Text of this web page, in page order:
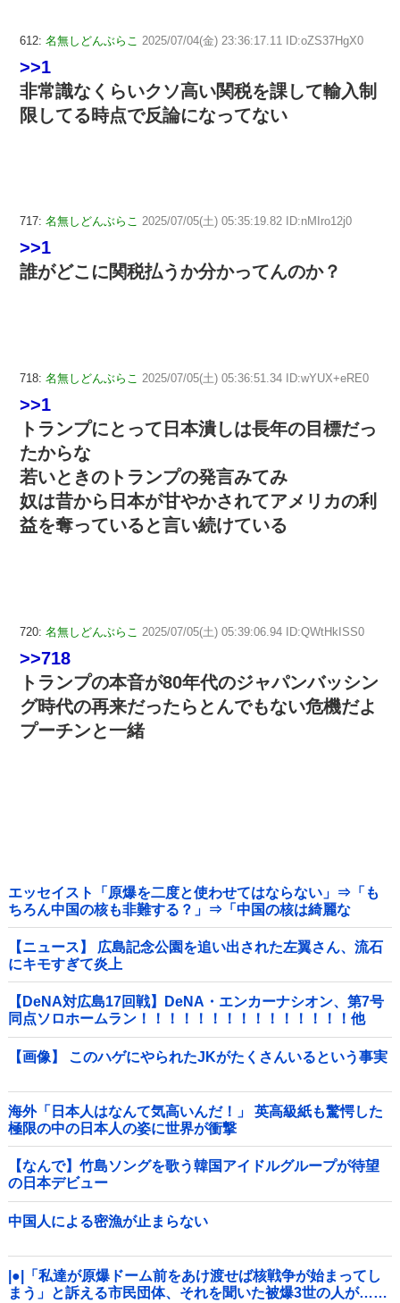
612: 名無しどんぶらこ 2025/07/04(金) 23:36:17.11 ID:oZS37HgX0
>>1
非常識なくらいクソ高い関税を課して輸入制
限してる時点で反論になってない
717: 名無しどんぶらこ 2025/07/05(土) 05:35:19.82 ID:nMIro12j0
>>1
誰がどこに関税払うか分かってんのか？
718: 名無しどんぶらこ 2025/07/05(土) 05:36:51.34 ID:wYUX+eRE0
>>1
トランプにとって日本潰しは長年の目標だっ
たからな
若いときのトランプの発言みてみ
奴は昔から日本が甘やかされてアメリカの利
益を奪っていると言い続けている
720: 名無しどんぶらこ 2025/07/05(土) 05:39:06.94 ID:QWtHkISS0
>>718
トランプの本音が80年代のジャパンバッシン
グ時代の再来だったらとんでもない危機だよ
プーチンと一緒
エッセイスト「原爆を二度と使わせてはならない」⇒「も
ちろん中国の核も非難する？」⇒「中国の核は綺麗な
核！」
【ニュース】 広島記念公園を追い出された左翼さん、流石
にキモすぎて炎上
【DeNA対広島17回戦】DeNA・エンカーナシオン、第7号
同点ソロホームラン！！！！！！！！！！！！！！！他
【画像】 このハゲにやられたJKがたくさんいるという事実
海外「日本人はなんて気高いんだ！」 英高級紙も驚愕した
極限の中の日本人の姿に世界が衝撃
【なんで】竹島ソングを歌う韓国アイドルグループが待望
の日本デビュー
中国人による密漁が止まらない
|●|「私達が原爆ドーム前をあけ渡せば核戦争が始まってし
まう」と訴える市民団体、それを聞いた被爆3世の人が……